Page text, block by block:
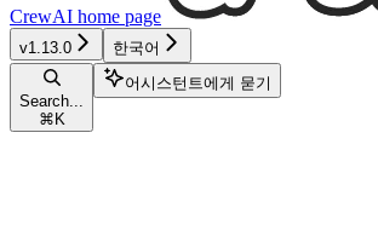
CrewAI home page
v1.13.0 한국어
Search...
⌘ K
어시스턴트에게 묻기